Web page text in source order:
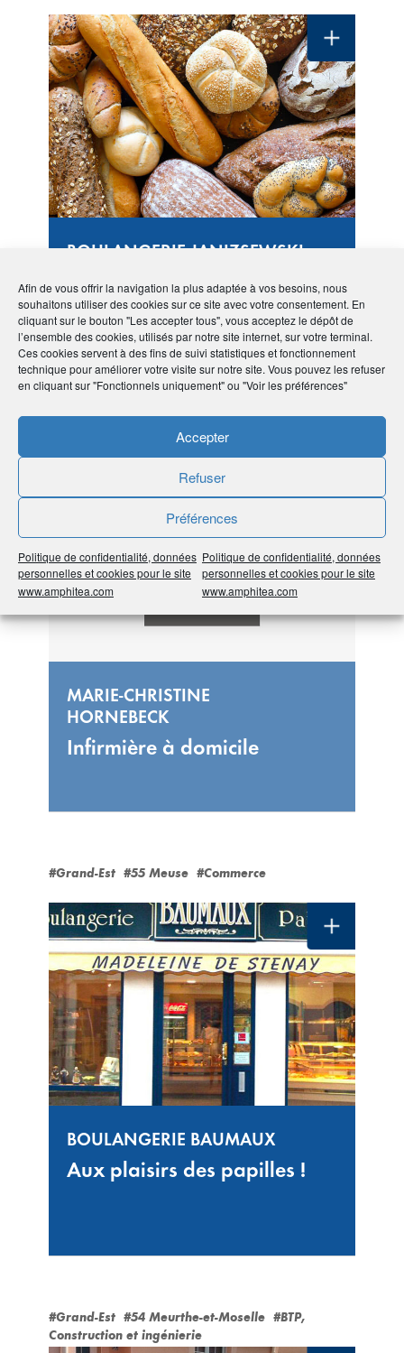
Afin de vous offrir la navigation la plus adaptée à vos besoins, nous
souhaitons utiliser des cookies sur ce site avec votre consentement. En
cliquant sur le bouton "Les accepter tous", vous acceptez le dépôt de
l’ensemble des cookies, utilisés par notre site internet, sur votre terminal.
Ces cookies servent à des fins de suivi statistiques et fonctionnement
technique pour améliorer votre visite sur notre site. Vous pouvez les refuser
en cliquant sur "Fonctionnels uniquement" ou "Voir les préférences"
Accepter
Refuser
Préférences
Politique de confidentialité, données
personnelles et cookies pour le site
www.amphitea.com
Politique de confidentialité, données
personnelles et cookies pour le site
www.amphitea.com
BOULANGERIE JANIZSEWSKI
Pains et gourmandises !
#54 Meurthe-et-Moselle
MARIE-CHRISTINE
HORNEBECK
Infirmière à domicile
#Grand-Est #55 Meuse #Commerce
BOULANGERIE BAUMAUX
Aux plaisirs des papilles !
#Grand-Est #54 Meurthe-et-Moselle #BTP,
Construction et ingénierie